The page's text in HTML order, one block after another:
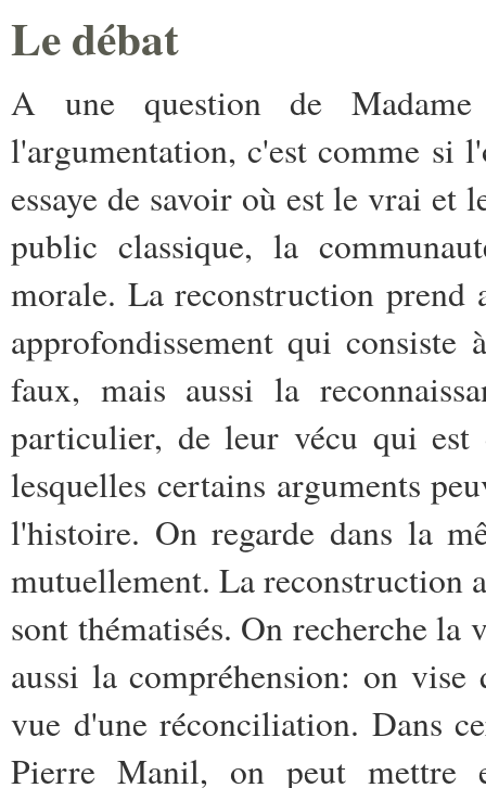
Le débat
A une question de
l'argumentation, c'est comme si
essaye de savoir où est le vrai et
public classique, la
morale. La reconstruction prend
approfondissement qui
faux, mais aussi la
particulier, de leur vécu qui
lesquelles certains arguments
l'histoire. On regarde dans la
mutuellement. La reconstruction
sont thématisés. On recherche
aussi la compréhension: on vise
vue d'une réconciliation. Dans
Pierre Manil, on peut mettre